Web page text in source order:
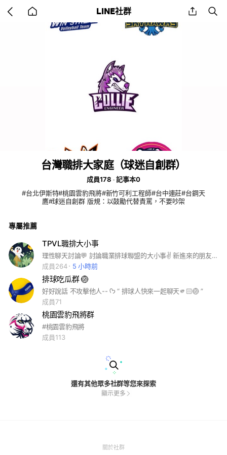
back
home
LINE社群 share
台灣職排大家庭（球迷自創群）
成員178
記事本0
#台北伊斯特#桃園雲豹飛將#新竹可利工程師#台中連莊#台鋼天
鷹#球迷自創群 版規：以鼓勵代替責罵，不要吵架
專屬推薦
TPVL職排大小事
理性聊天討論💬 討論職業排球聯盟的大小事✌️ 新進來的朋友請先查閱記事本查看公告
成員264
5 小時前
排球吃瓜群 🏐
好好說話 不攻擊他人-- ᡣ𐭩 “ 排球人快來一起聊天🫵🏻🏐 ”
成員71
桃園雲豹飛將群
#桃園雲豹飛將
成員113
還有其他眾多社群等您來探索
顯示更多
關於社群(Open